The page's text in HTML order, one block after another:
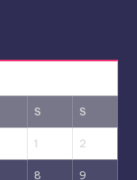
S S
1 2
8 9